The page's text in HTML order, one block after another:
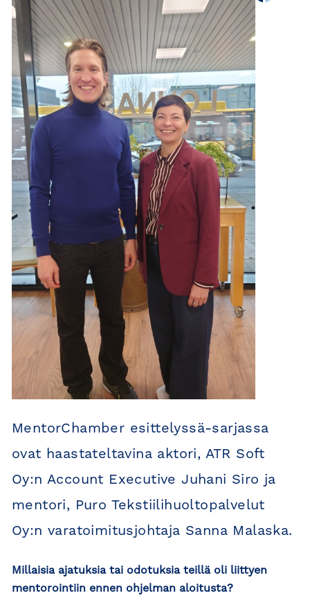
MentorChamber esittelyssä-sarjassa
ovat haastateltavina aktori, ATR Soft
Oy:n Account Executive Juhani Siro ja
mentori, Puro Tekstiilihuoltopalvelut
Oy:n varatoimitusjohtaja Sanna Malaska.
Millaisia ajatuksia tai odotuksia teillä oli liittyen
mentorointiin ennen ohjelman aloitusta?